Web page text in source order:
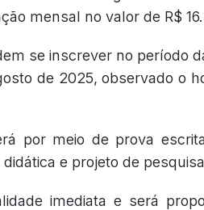
mensal no valor de R$
se inscrever no período
de 2025, observado o
por meio de prova
e projeto de
imediata e será